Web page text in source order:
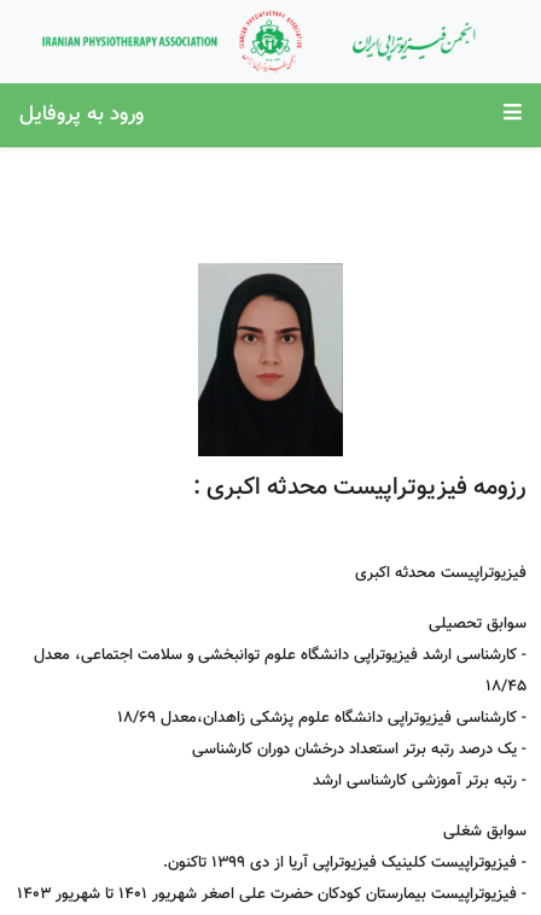
ورود به پروفایل
رزومه فیزیوتراپیست محدثه اکبری :
فیزیوتراپیست محدثه اکبری
سوابق تحصیلی
- کارشناسی ارشد فیزیوتراپی دانشگاه علوم توانبخشی و سلامت اجتماعی، معدل
18/45
- کارشناسی فیزیوتراپی دانشگاه علوم پزشکی زاهدان،معدل ۱۸/۶۹
- یک درصد رتبه برتر استعداد درخشان دوران کارشناسی
- رتبه برتر آموزشی کارشناسی ارشد
سوابق شغلی
- فیزیوتراپیست کلینیک فیزیوتراپی آریا از دی ۱۳۹۹ تاکنون.
- فیزیوتراپیست بیمارستان کودکان حضرت علی اصغر شهریور ۱۴۰۱ تا شهریور ۱۴۰۳